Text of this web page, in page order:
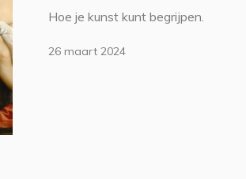
Hoe je kunst kunt begrijpen.
26 maart 2024